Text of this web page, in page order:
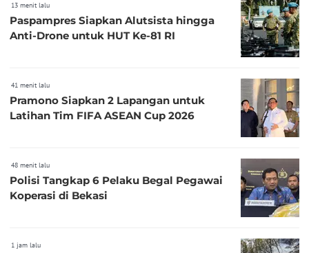
13 menit lalu
Paspampres Siapkan Alutsista hingga
Anti-Drone untuk HUT Ke-81 RI
41 menit lalu
Pramono Siapkan 2 Lapangan untuk
Latihan Tim FIFA ASEAN Cup 2026
48 menit lalu
Polisi Tangkap 6 Pelaku Begal Pegawai
Koperasi di Bekasi
1 jam lalu